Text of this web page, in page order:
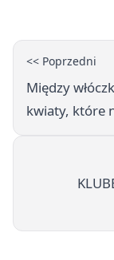
<< Poprzedni
Między
kwiaty, które